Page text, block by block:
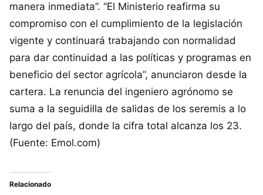
manera inmediata”. “El Ministerio reafirma su
compromiso con el cumplimiento de la legislación
vigente y continuará trabajando con normalidad
para dar continuidad a las políticas y programas en
beneficio del sector agrícola”, anunciaron desde la
cartera. La renuncia del ingeniero agrónomo se
suma a la seguidilla de salidas de los seremis a lo
largo del país, donde la cifra total alcanza los 23.
(Fuente: Emol.com)
Relacionado